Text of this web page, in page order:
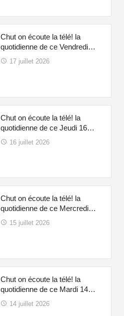
Chut on écoute la télé! la
quotidienne de ce Vendredi…
17 juillet 2026
Chut on écoute la télé! la
quotidienne de ce Jeudi 16…
16 juillet 2026
Chut on écoute la télé! la
quotidienne de ce Mercredi…
15 juillet 2026
Chut on écoute la télé! la
quotidienne de ce Mardi 14…
14 juillet 2026